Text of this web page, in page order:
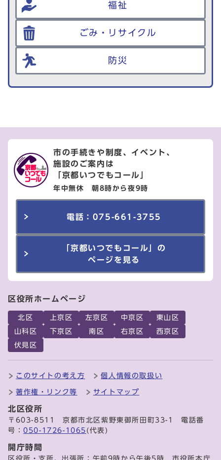
福祉
ごみ・リサイクル
防災
市の手続きや制度、イベント、
施設のご案内は
「京都いつでもコール」
年中無休 朝8時から夜9時
電話：075-661-3755
「京都いつでもコール」の
ページを見る
区役所ホームページ
北区 上京区 左京区 中京区
東山区
山科区
下京区 南区 右京区
西京区
伏見区
このサイトの考え方 個人情報の取扱い
著作権・リンク等 サイトマップ
北区役所
〒603-8511 京都市北区紫野東御所田町33-1 電話番
号：050-1726-1065 (代表)
開庁時間
区役所・支所、出張所：午前9時から午後5時 市役所本庁